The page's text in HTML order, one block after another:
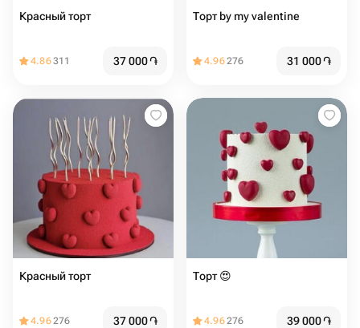
Красный торт
4.86311 37 000֏
Торт ️️️️by my valentine
4.96276 31 000֏
Красный торт
4.96276 37 000֏
Торт ️😍️
4.96276 39 000֏